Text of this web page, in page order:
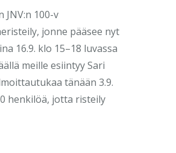
100-v
jonne pääsee nyt
16.9. klo 15–18 luvassa
meille esiintyy Sari
tänään 3.9.
henkilöä, jotta risteily